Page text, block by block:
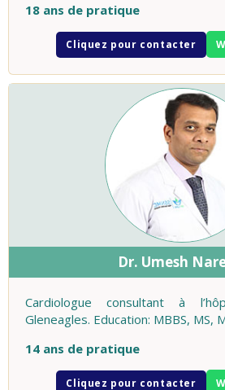
18 ans de pratique
Cliquez pour contacter
Dr. Umesh
Cardiologue consultant à
Gleneagles. Education: MBBS, MS,
14 ans de pratique
Cliquez pour contacter